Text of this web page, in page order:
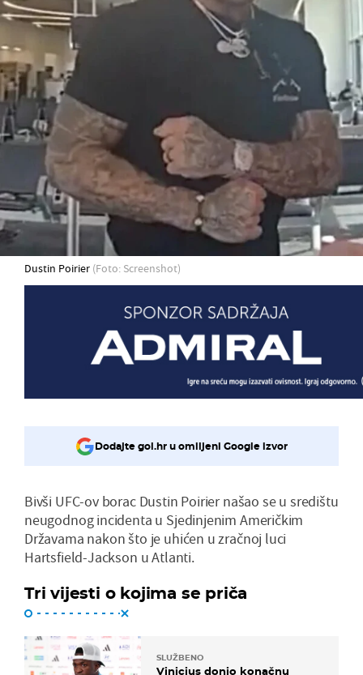
Dustin Poirier (Foto: Screenshot)
Dodajte gol.hr u omiljeni Google izvor
Bivši UFC-ov borac Dustin Poirier našao se u središtu
neugodnog incidenta u Sjedinjenim Američkim
Državama nakon što je uhićen u zračnoj luci
Hartsfield-Jackson u Atlanti.
Tri vijesti o kojima se priča
SLUŽBENO
Vinicius donio konačnu